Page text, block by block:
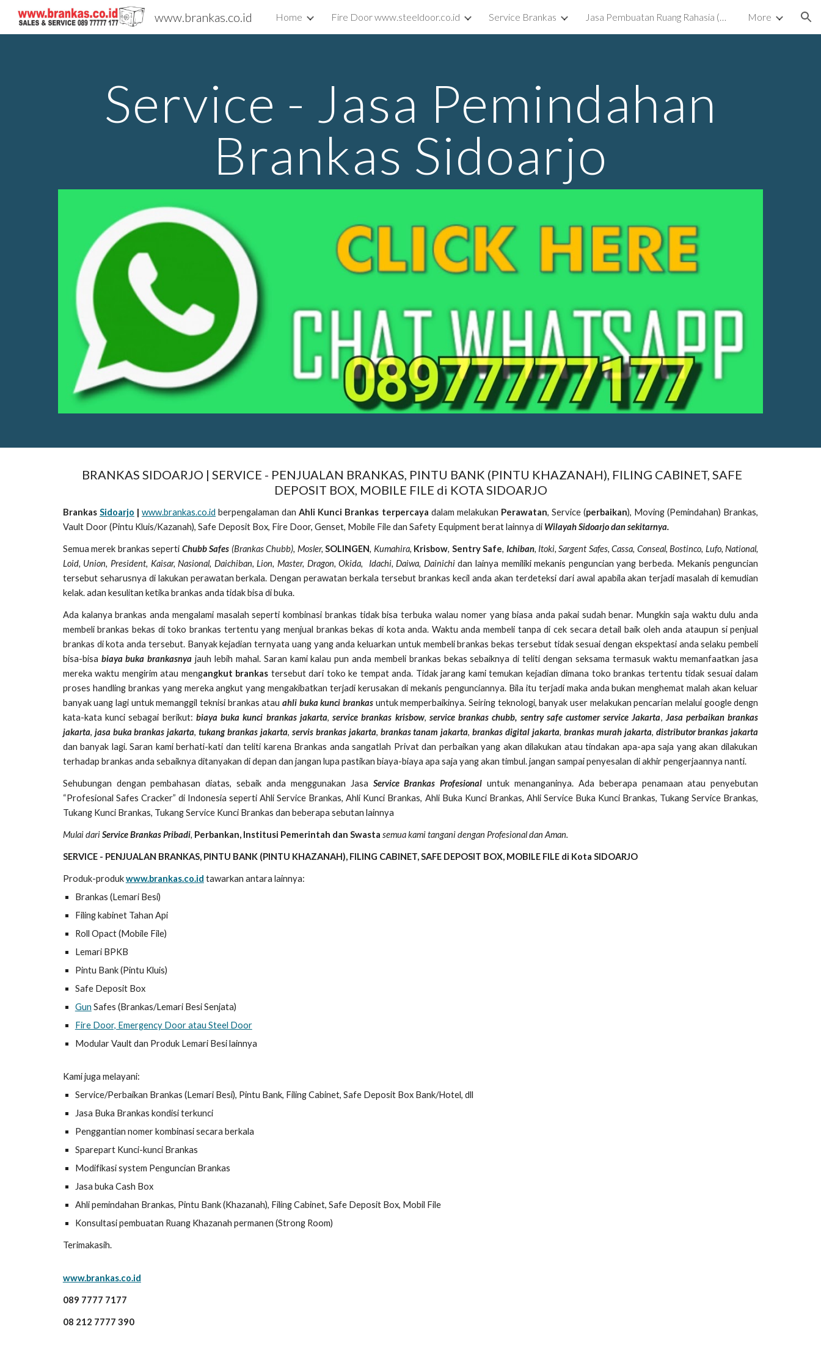
Skip to main content Skip to navigation
www.brankas.co.id Home Fire Door www.steeldoor.co.id Service Brankas Jasa Pembuatan Ruang Rahasia (Ruang Tersembunyi) Surabaya More
Service - Jasa Pemindahan
Brankas Sidoarjo
BRANKAS SIDOARJO | SERVICE - PENJUALAN BRANKAS, PINTU BANK (PINTU KHAZANAH), FILING CABINET, SAFE
DEPOSIT BOX, MOBILE FILE di KOTA SIDOARJO
Brankas Sidoarjo | www.brankas.co.id berpengalaman danAhli Kunci Brankas terpercaya dalam melakukan Perawatan, Service (perbaikan), Moving (Pemindahan) Brankas,
Vault Door (Pintu Kluis/Kazanah), Safe Deposit Box, Fire Door, Genset, Mobile File dan Safety Equipment berat lainnya di WilayahSidoarjodan sekitarnya.
Semua merek brankas seperti Chubb Safes (Brankas Chubb), Mosler,SOLINGEN, Kumahira, Krisbow, Sentry Safe, Ichiban, Itoki, Sargent Safes, Cassa, Conseal, Bostinco, Lufo, National,
Loid, Union, President, Kaisar, Nasional, Daichiban, Lion, Master, Dragon, Okida, Idachi, Daiwa, Dainichidan lainya memiliki mekanis penguncian yang berbeda. Mekanis penguncian
tersebut seharusnya di lakukan perawatan berkala. Dengan perawatan berkala tersebut brankas kecil anda akan terdeteksi dari awal apabila akan terjadi masalah di kemudian
kelak. adan kesulitan ketika brankas anda tidak bisa di buka.
Ada kalanya brankas anda mengalami masalah seperti kombinasi brankas tidak bisa terbuka walau nomer yang biasa anda pakai sudah benar. Mungkin saja waktu dulu anda
membeli brankas bekas di toko brankas tertentu yang menjual brankas bekas di kota anda. Waktu anda membeli tanpa di cek secara detail baik oleh anda ataupun si penjual
brankas di kota anda tersebut. Banyak kejadian ternyata uang yang anda keluarkan untuk membeli brankas bekas tersebut tidak sesuai dengan ekspektasi anda selaku pembeli
bisa-bisa biaya buka brankasnya jauh lebih mahal. Saran kami kalau pun anda membeli brankas bekas sebaiknya di teliti dengan seksama termasuk waktu memanfaatkan jasa
mereka waktu mengirim atau mengangkut brankas tersebut dari toko ke tempat anda. Tidak jarang kami temukan kejadian dimana toko brankas tertentu tidak sesuai dalam
proses handling brankas yang mereka angkut yang mengakibatkan terjadi kerusakan di mekanis pengunciannya. Bila itu terjadi maka anda bukan menghemat malah akan keluar
banyak uang lagi untuk memanggil teknisi brankas atauahli buka kunci brankas untuk memperbaikinya. Seiring teknologi, banyak user melakukan pencarian melalui google dengn
kata-kata kunci sebagai berikut: biaya buka kunci brankas jakarta,service brankas krisbow, service brankas chubb, sentry safe customer service Jakarta, Jasa perbaikan brankas
jakarta, jasa buka brankas jakarta,tukang brankas jakarta, servis brankas jakarta, brankas tanam jakarta,brankas digital jakarta, brankas murah jakarta, distributor brankas jakarta
dan banyak lagi. Saran kami berhati-kati dan teliti karena Brankas anda sangatlah Privat dan perbaikan yang akan dilakukan atau tindakan apa-apa saja yang akan dilakukan
terhadap brankas anda sebaiknya ditanyakan di depan dan jangan lupa pastikan biaya-biaya apa saja yang akan timbul. jangan sampai penyesalan di akhir pengerjaannya nanti.
Sehubungan dengan pembahasan diatas, sebaik anda menggunakan Jasa Service Brankas Profesional untuk menanganinya. Ada beberapa penamaan atau penyebutan
“Profesional Safes Cracker” di Indonesia seperti Ahli Service Brankas, Ahli Kunci Brankas, Ahli Buka Kunci Brankas, Ahli Service Buka Kunci Brankas, Tukang Service Brankas,
Tukang Kunci Brankas, Tukang Service Kunci Brankas dan beberapa sebutan lainnya
Mulai dariService Brankas Pribadi, Perbankan, Institusi Pemerintah dan Swasta semua kami tangani dengan Profesional dan Aman.
SERVICE - PENJUALAN BRANKAS, PINTU BANK (PINTU KHAZANAH), FILING CABINET, SAFE DEPOSIT BOX, MOBILE FILE di Kota SIDOARJO
Produk-produkwww.brankas.co.id tawarkan antara lainnya:
Brankas (Lemari Besi)
Filing kabinet Tahan Api
Roll Opact (Mobile File)
Lemari BPKB
Pintu Bank (Pintu Kluis)
Safe Deposit Box
Gun Safes (Brankas/Lemari Besi Senjata)
Fire Door, Emergency Door atau Steel Door
Modular Vault dan Produk Lemari Besi lainnya
Kami juga melayani:
Service/Perbaikan Brankas (Lemari Besi), Pintu Bank, Filing Cabinet, Safe Deposit Box Bank/Hotel, dll
Jasa Buka Brankas kondisi terkunci
Penggantian nomer kombinasi secara berkala
Sparepart Kunci-kunci Brankas
Modifikasi system Penguncian Brankas
Jasa buka Cash Box
Ahli pemindahan Brankas, Pintu Bank (Khazanah), Filing Cabinet, Safe Deposit Box, Mobil File
Konsultasi pembuatan Ruang Khazanah permanen (Strong Room)
Terimakasih.
www.brankas.co.id
089 7777 7177
08 212 7777 390